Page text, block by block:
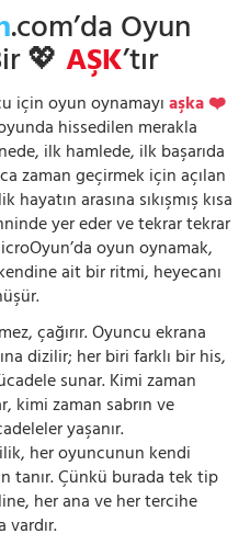
.com’da Oyun
💖AŞK’tır
için oyun oynamayıaşka ❤️
hissedilen merakla
ilk hamlede, ilk başarıda
zaman geçirmek için açılan
arasına sıkışmış kısa
yer eder ve tekrar tekrar
oyun oynamak,
ait bir ritmi, heyecanı
çağırır. Oyuncu ekrana
dizilir; her biri farklı bir his,
sunar. Kimi zaman
kimi zaman sabrın ve
yaşanır.
her oyuncunun kendi
tanır. Çünkü burada tek tip
her ana ve her tercihe
vardır.